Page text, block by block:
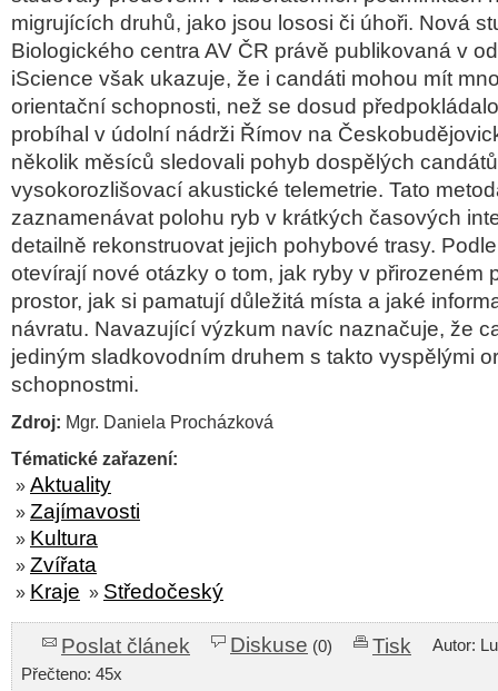
migrujících druhů, jako jsou lososi či úhoři. Nová
Biologického centra AV ČR právě publikovaná v
iScience však ukazuje, že i candáti mohou mít
orientační schopnosti, než se dosud
probíhal v údolní nádrži Římov na
několik měsíců sledovali pohyb dospělých
vysokorozlišovací akustické telemetrie. Tato
zaznamenávat polohu ryb v krátkých časových
detailně rekonstruovat jejich pohybové trasy.
otevírají nové otázky o tom, jak ryby v přirozeném
prostor, jak si pamatují důležitá místa a jaké
návratu. Navazující výzkum navíc naznačuje, že
jediným sladkovodním druhem s takto vyspělými
schopnostmi.
Zdroj: Mgr. Daniela Procházková
Tématické zařazení:
» Aktuality
» Zajímavosti
» Kultura
» Zvířata
» Kraje » Středočeský
Poslat článek Diskuse (0) Tisk
Autor:
Přečteno: 45x